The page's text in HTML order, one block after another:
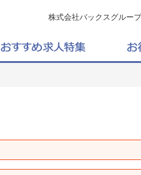
株式会社バックスグルー